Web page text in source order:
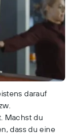
darauf
Machst du
dass du eine